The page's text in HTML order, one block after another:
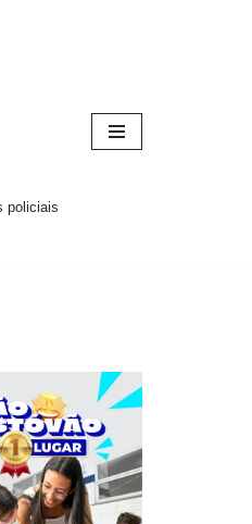
policiais